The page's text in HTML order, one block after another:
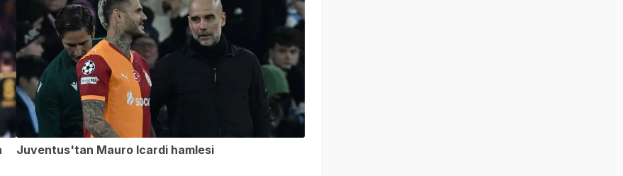
Juventus'tan Mauro Icardi hamlesi